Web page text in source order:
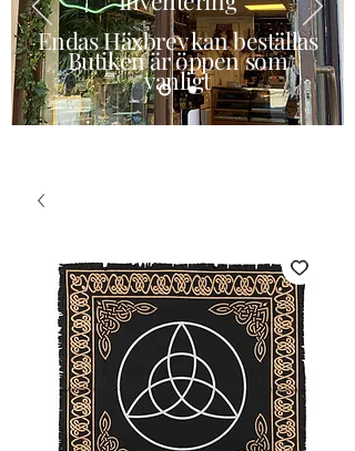
Endas Häxbrev kan beställas
Butiken är öppen som
vanligt